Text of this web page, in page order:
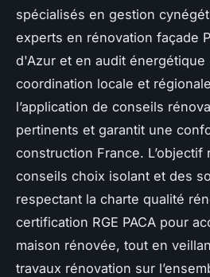
spécialisés en gestion
experts en rénovation façade
d'Azur et en audit énergétique
coordination locale et
l’application de conseils
pertinents et garantit une
construction France.
conseils choix isolant et des
respectant la charte qualité
certification RGE PACA pour
maison rénovée, tout en
travaux rénovation sur